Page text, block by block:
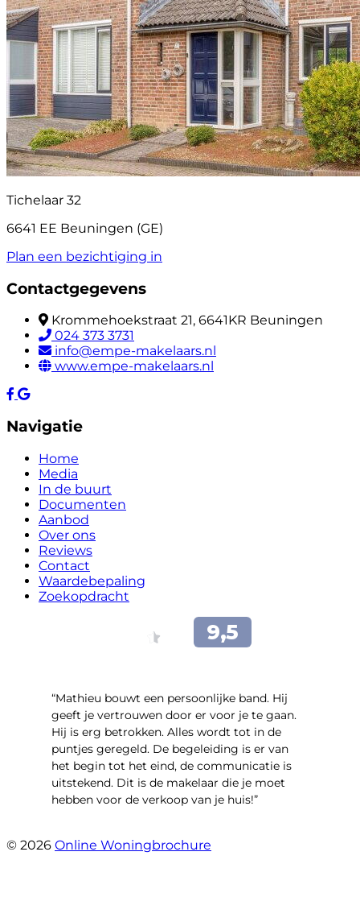
Tichelaar 32
6641 EE Beuningen (GE)
Plan een bezichtiging in
Contactgegevens
Krommehoekstraat 21, 6641KR Beuningen
024 373 3731
info@empe-makelaars.nl
www.empe-makelaars.nl
Navigatie
Home
Media
In de buurt
Documenten
Aanbod
Over ons
Reviews
Contact
Waardebepaling
Zoekopdracht
“Mathieu bouwt een persoonlijke band. Hij
geeft je vertrouwen door er voor je te gaan.
Hij is erg betrokken. Alles wordt tot in de
puntjes geregeld. De begeleiding is er van
het begin tot het eind, de communicatie is
uitstekend. Dit is de makelaar die je moet
hebben voor de verkoop van je huis!”
© 2026 Online Woningbrochure